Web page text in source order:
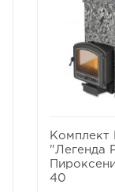
Комплект
"Легенда
40